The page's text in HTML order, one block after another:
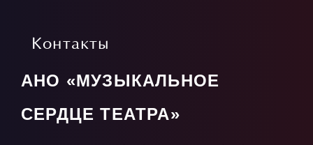
Контакты
АНО «МУЗЫКАЛЬНОЕ
СЕРДЦЕ ТЕАТРА»